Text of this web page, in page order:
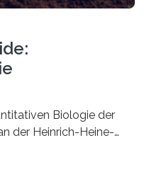
Biologie der
der Heinrich-Heine-
auf